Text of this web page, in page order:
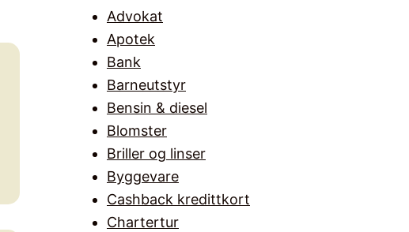
Advokat
Apotek
Bank
Barneutstyr
Bensin & diesel
Blomster
Briller og linser
Byggevare
Cashback kredittkort
Chartertur